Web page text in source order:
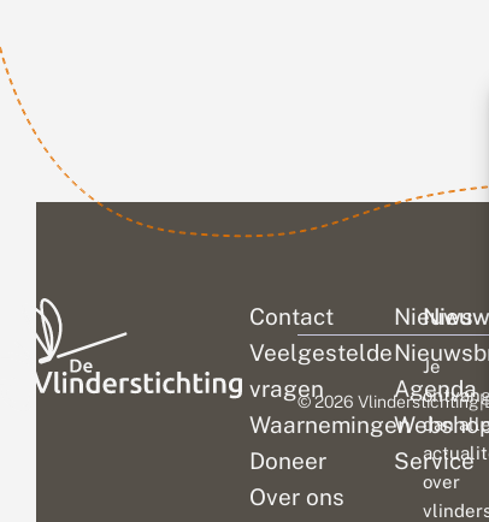
Contact
Veelgestelde
vragen
Waarnemingen
Doneer
Over ons
Nieuws
Agenda
Service
Je
dan
over
© 2026 Vlinderstichting|